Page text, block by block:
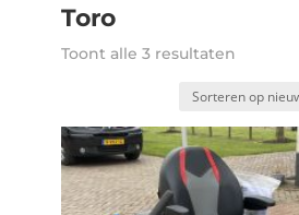
Toro
Toont alle 3 resultaten